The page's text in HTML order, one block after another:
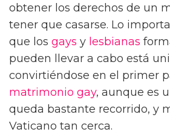
obtener los derechos de un
tener que casarse. Lo
que los gays y lesbianas
pueden llevar a cabo está
convirtiéndose en el primer
matrimonio gay, aunque es
queda bastante recorrido, y
Vaticano tan cerca.